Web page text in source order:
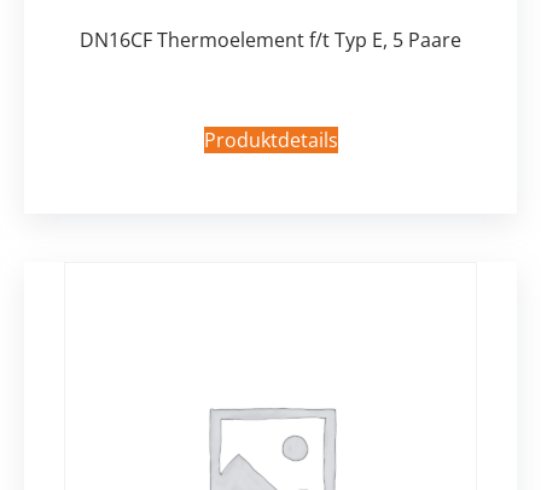
DN16CF Thermoelement f/t Typ E, 5 Paare
Produktdetails